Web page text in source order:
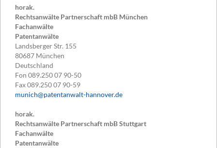
horak.
Rechtsanwälte Partnerschaft mbB München
Fachanwälte
Patentanwälte
Landsberger Str. 155
80687 München
Deutschland
Fon 089.250 07 90-50
Fax089.250 07 90-59
munich@patentanwalt-hannover.de
horak.
Rechtsanwälte Partnerschaft mbB Stuttgart
Fachanwälte
Patentanwälte